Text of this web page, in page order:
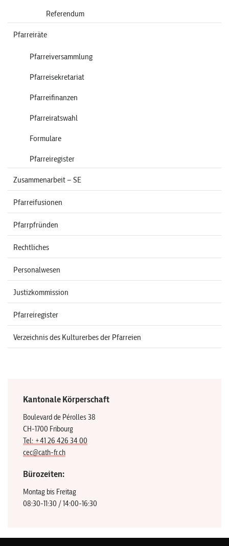
Referendum
Pfarreiräte
Pfarreiversammlung
Pfarreisekretariat
Pfarreifinanzen
Pfarreiratswahl
Formulare
Pfarreiregister
Zusammenarbeit – SE
Pfarreifusionen
Pfarrpfründen
Rechtliches
Personalwesen
Justizkommission
Pfarreiregister
Verzeichnis des Kulturerbes der Pfarreien
Kantonale Körperschaft
Boulevard de Pérolles 38
CH-1700 Fribourg
Tel: +41 26 426 34 00
cec@cath-fr.ch
Bürozeiten:
Montag bis Freitag
08:30-11:30 / 14:00-16:30